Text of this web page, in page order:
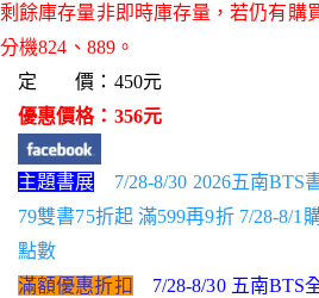
剩餘庫存量非即時庫存量，若仍有購
分機824、889。
定 價：450元
優惠價格：356元
主題書展
7/28-8/30 2026五南
79雙書75折起 滿599再9折 7/28-8/1
點數
滿額優惠折扣
7/28-8/30 五南BTS